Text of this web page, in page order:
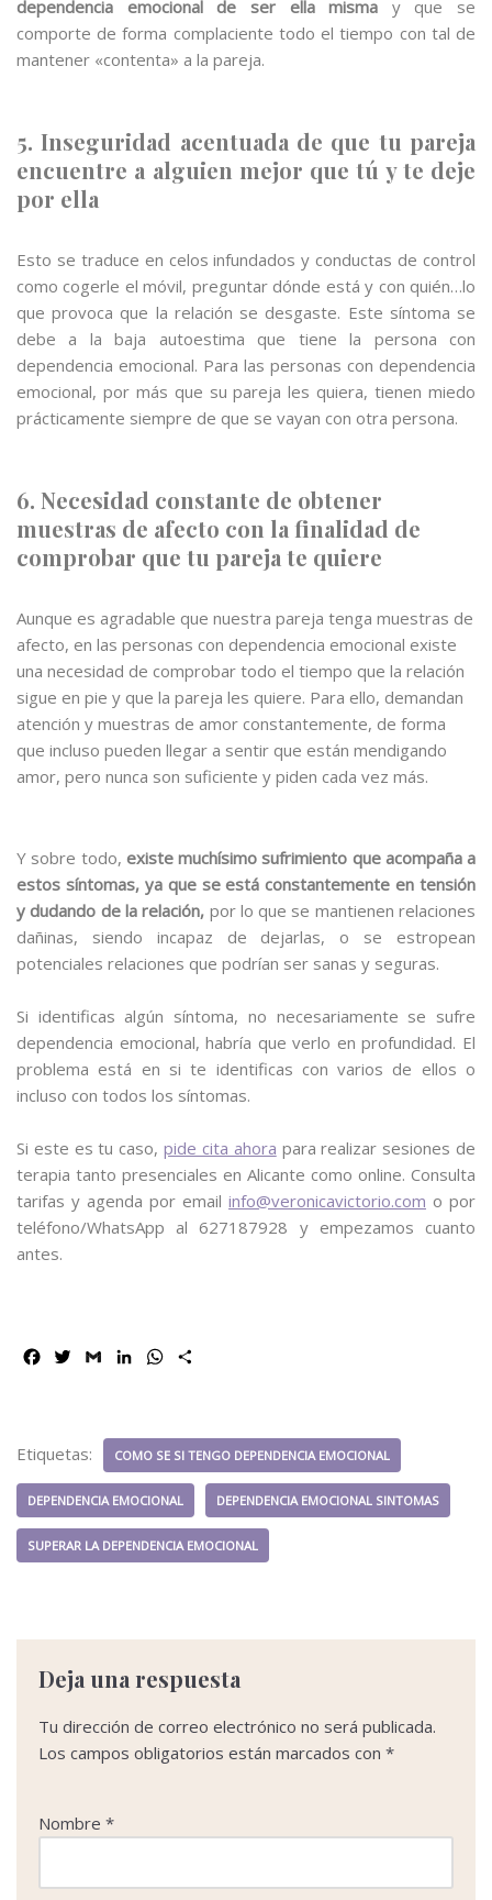
dependencia emocional de ser ella misma y que se
comporte de forma complaciente todo el tiempo con tal de
mantener «contenta» a la pareja.
5. Inseguridad acentuada de que tu pareja
encuentre a alguien mejor que tú y te deje
por ella
Esto se traduce en celos infundados y conductas de control
como cogerle el móvil, preguntar dónde está y con quién…lo
que provoca que la relación se desgaste. Este síntoma se
debe a la baja autoestima que tiene la persona con
dependencia emocional. Para las personas con dependencia
emocional, por más que su pareja les quiera, tienen miedo
prácticamente siempre de que se vayan con otra persona.
6. Necesidad constante de obtener
muestras de afecto con la finalidad de
comprobar que tu pareja te quiere
Aunque es agradable que nuestra pareja tenga muestras de
afecto, en las personas con dependencia emocional existe
una necesidad de comprobar todo el tiempo que la relación
sigue en pie y que la pareja les quiere. Para ello, demandan
atención y muestras de amor constantemente, de forma
que incluso pueden llegar a sentir que están mendigando
amor, pero nunca son suficiente y piden cada vez más.
Y sobre todo, existe muchísimo sufrimiento que acompaña a
estos síntomas, ya que se está constantemente en tensión
y dudando de la relación, por lo que se mantienen relaciones
dañinas, siendo incapaz de dejarlas, o se estropean
potenciales relaciones que podrían ser sanas y seguras.
Si identificas algún síntoma, no necesariamente se sufre
dependencia emocional, habría que verlo en profundidad. El
problema está en si te identificas con varios de ellos o
incluso con todos los síntomas.
Si este es tu caso,pide cita ahora para realizar sesiones de
terapia tanto presenciales en Alicante como online. Consulta
tarifas y agenda por email info@veronicavictorio.com o por
teléfono/WhatsApp al 627187928 y empezamos cuanto
antes.
o
o
k
e
r
l
e
d
I
n
W
s
A
p
p
a
r
r
Etiquetas: COMO SE SI TENGO DEPENDENCIA EMOCIONAL
DEPENDENCIA EMOCIONAL DEPENDENCIA EMOCIONAL SINTOMAS
SUPERAR LA DEPENDENCIA EMOCIONAL
Deja una respuesta
Tu dirección de correo electrónico no será publicada.
Los campos obligatorios están marcados con *
Nombre *